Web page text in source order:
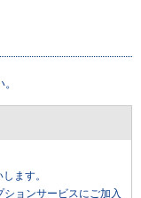
ます。
ョンサービスにご加入